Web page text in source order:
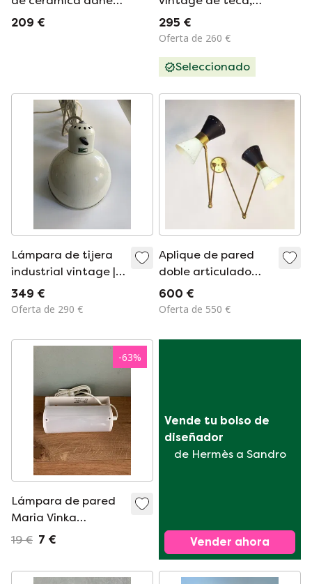
con estilo
209 €
años 70
295 €
Oferta de 260 €
Seleccionado
Lámpara de tijera
industrial vintage |
Lámpara de pared |
Años 60/70 | Estilo
Casquillo E27
349 €
Oferta de 290 €
Aplique de pared
doble articulado
Diabolo, diseño de
los años 50.
600 €
Oferta de 550 €
-63%
Lámpara de pared
Maria Vinka
Memphis
19 € 7 €
Vende tu bolso de
diseñador
de Hermès a Sandro
Vender ahora